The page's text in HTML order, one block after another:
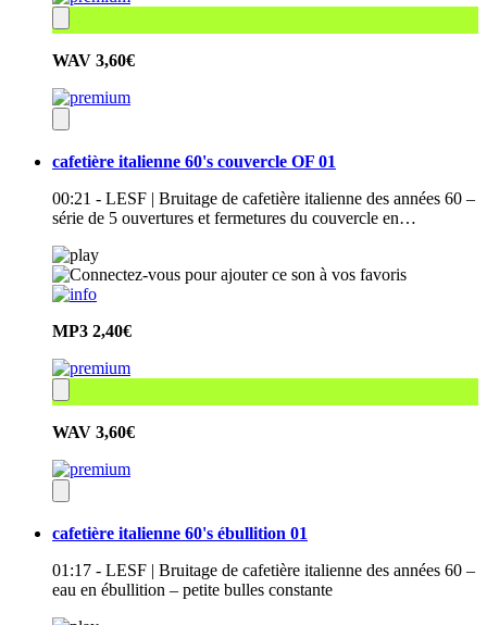
WAV 3,60€
cafetière italienne 60's couvercle OF 01
00:21 - LESF | Bruitage de cafetière italienne des années 60 –
série de 5 ouvertures et fermetures du couvercle en…
MP3 2,40€
WAV 3,60€
cafetière italienne 60's ébullition 01
01:17 - LESF | Bruitage de cafetière italienne des années 60 –
eau en ébullition – petite bulles constante